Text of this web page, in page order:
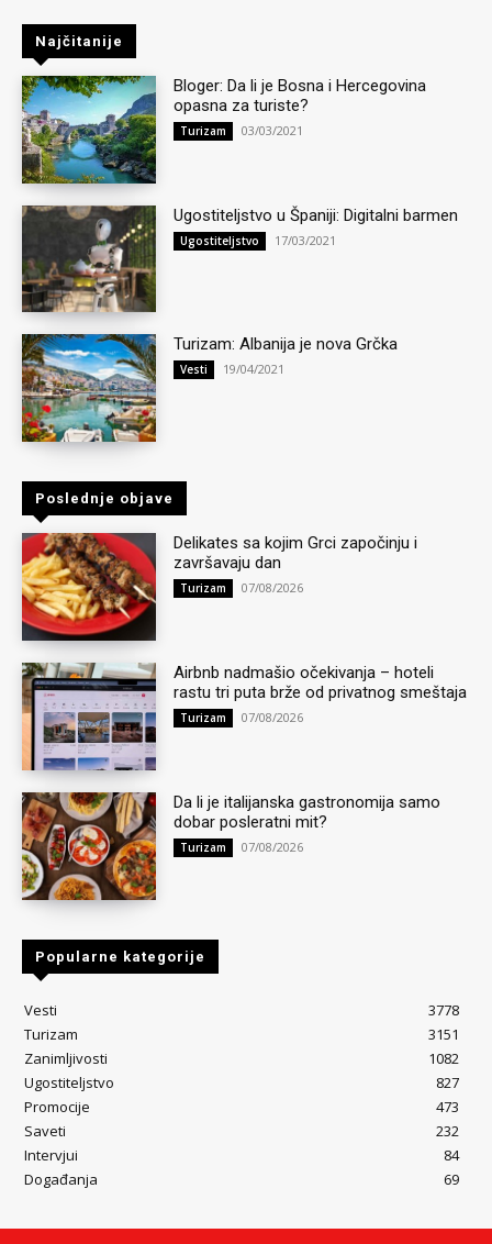
Najčitanije
Bloger: Da li je Bosna i Hercegovina
opasna za turiste?
Turizam 03/03/2021
Ugostiteljstvo u Španiji: Digitalni barmen
Ugostiteljstvo 17/03/2021
Turizam: Albanija je nova Grčka
Vesti 19/04/2021
Poslednje objave
Delikates sa kojim Grci započinju i
završavaju dan
Turizam 07/08/2026
Airbnb nadmašio očekivanja – hoteli
rastu tri puta brže od privatnog smeštaja
Turizam 07/08/2026
Da li je italijanska gastronomija samo
dobar posleratni mit?
Turizam 07/08/2026
Popularne kategorije
Vesti
3778
Turizam
3151
Zanimljivosti
1082
Ugostiteljstvo
827
Promocije
473
Saveti
232
Intervjui
84
Događanja
69